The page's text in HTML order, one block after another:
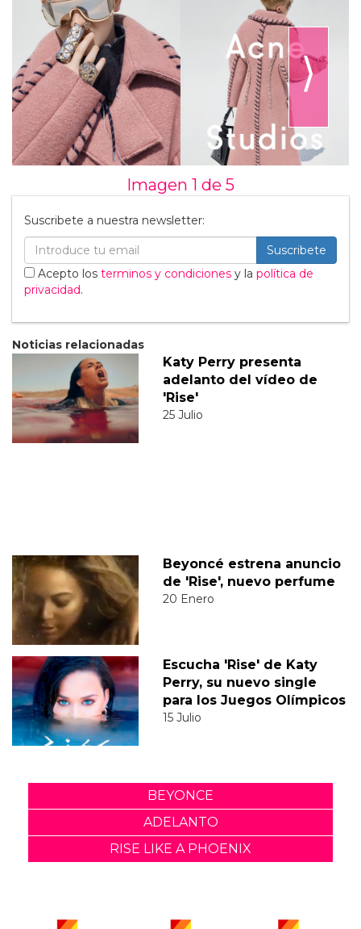
⟩
Imagen 1 de 5
Suscribete a nuestra newsletter:
Suscribete
Acepto los terminos y condiciones y la política de
privacidad.
Noticias relacionadas
Katy Perry presenta
adelanto del vídeo de
'Rise'
25 Julio
Beyoncé estrena anuncio
de 'Rise', nuevo perfume
20 Enero
Escucha 'Rise' de Katy
Perry, su nuevo single
para los Juegos Olímpicos
15 Julio
BEYONCE
ADELANTO
RISE LIKE A PHOENIX